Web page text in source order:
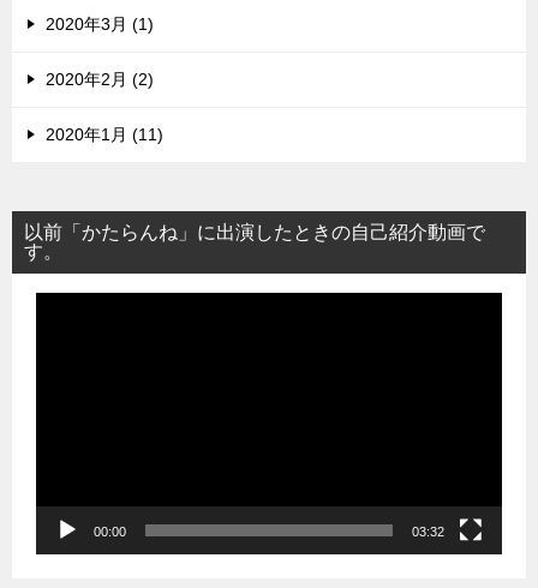
2020年3月 (1)
2020年2月 (2)
2020年1月 (11)
以前「かたらんね」に出演したときの自己紹介動画で
す。
00:00 03:32